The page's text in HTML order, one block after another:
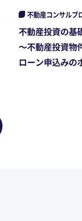
不動産コンサルブ
不動産投資の基
～不動産投資物
ローン申込みの